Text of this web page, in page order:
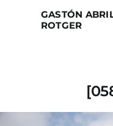
GASTÓN
ROTGER